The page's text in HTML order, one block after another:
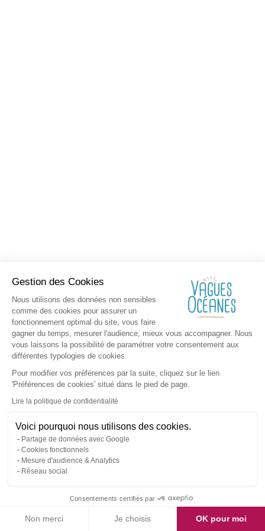
Gestion des Cookies
Nous utilisons des données non sensibles
comme des cookies pour assurer un
fonctionnement optimal du site, vous faire
gagner du temps, mesurer l'audience, mieux vous accompagner. Nous
vous laissons la possibilité de paramétrer votre consentement aux
différentes typologies de cookies.
Pour modifier vos préférences par la suite, cliquez sur le lien
'Préférences de cookies' situé dans le pied de page.
Lire la politique de confidentialité
Voici pourquoi nous utilisons des cookies.
Partage de données avec Google
Cookies fonctionnels
Mesure d'audience & Analytics
Réseau social
Consentements certifiés par
Non merci Je choisis OK pour moi